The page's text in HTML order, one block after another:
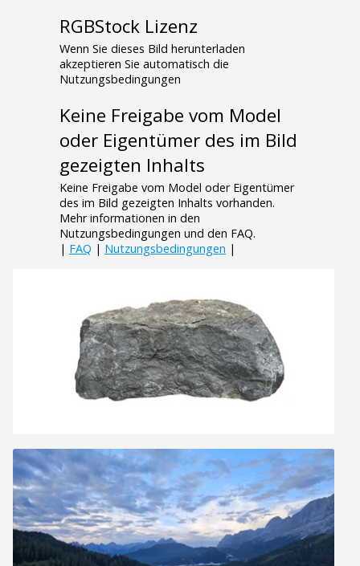
RGBStock Lizenz
Wenn Sie dieses Bild herunterladen
akzeptieren Sie automatisch die
Nutzungsbedingungen
Keine Freigabe vom Model
oder Eigentümer des im Bild
gezeigten Inhalts
Keine Freigabe vom Model oder Eigentümer
des im Bild gezeigten Inhalts vorhanden.
Mehr informationen in den
Nutzungsbedingungen und den FAQ.
| FAQ | Nutzungsbedingungen |